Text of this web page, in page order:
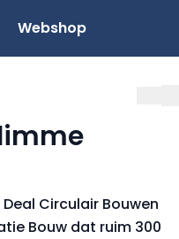
Webshop
Circulair Bouwen
Bouw dat ruim 300